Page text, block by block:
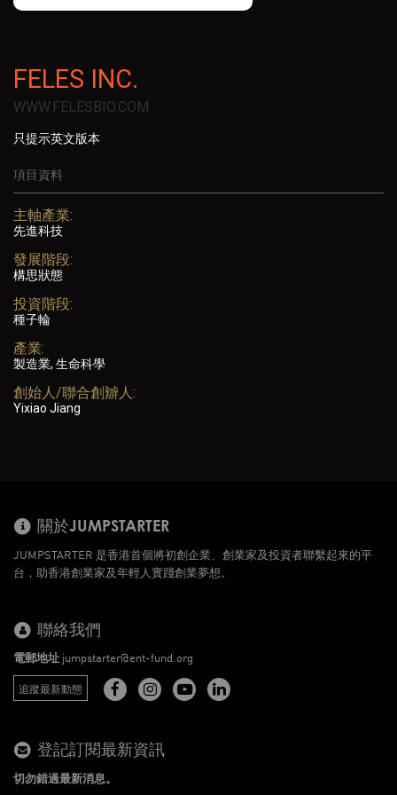
FELES INC.
WWW.FELESBIO.COM
只提示英文版本
項目資料
主軸產業:
先進科技
發展階段:
構思狀態
投資階段:
種子輪
產業:
製造業, 生命科學
創始人/聯合創辧人:
Yixiao Jiang
關於JUMPSTARTER
JUMPSTARTER 是香港首個將初創企業、創業家及投資者聯繫起來的平
台，助香港創業家及年輕人實踐創業夢想。
聯絡我們
電郵地址 jumpstarter@ent-fund.org
追蹤最新動態
登記訂閱最新資訊
切勿錯過最新消息。